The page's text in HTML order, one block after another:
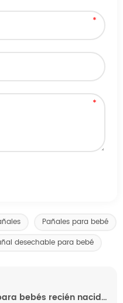
Pañales para bebé
desechable para bebé
Pañales desechables para bebés recién nacidos, de alta calidad y precio competitivo, de China.